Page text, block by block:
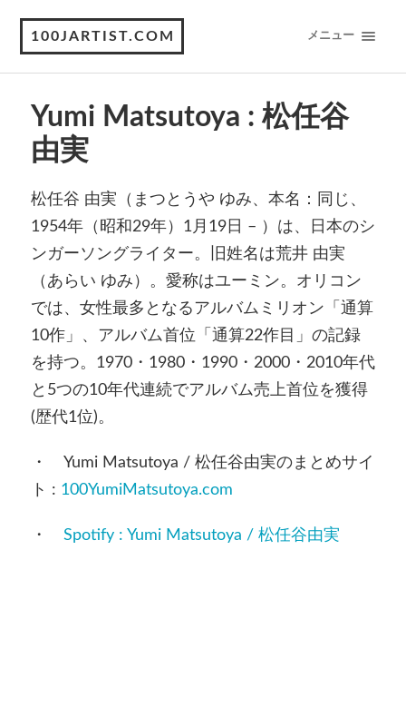
100JARTIST.COM メニュー
Yumi Matsutoya : 松任谷
由実
松任谷 由実（まつとうや ゆみ、本名：同じ、
1954年（昭和29年）1月19日 – ）は、日本のシ
ンガーソングライター。旧姓名は荒井 由実
（あらい ゆみ）。愛称はユーミン。オリコン
では、女性最多となるアルバムミリオン「通算
10作」、アルバム首位「通算22作目」の記録
を持つ。1970・1980・1990・2000・2010年代
と5つの10年代連続でアルバム売上首位を獲得
(歴代1位)。
・ Yumi Matsutoya / 松任谷由実のまとめサイ
ト : 100YumiMatsutoya.com
・ Spotify : Yumi Matsutoya / 松任谷由実